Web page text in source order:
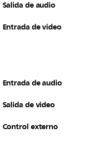
Salida de audio
Entrada de video
Entrada de audio
Salida de video
Control externo